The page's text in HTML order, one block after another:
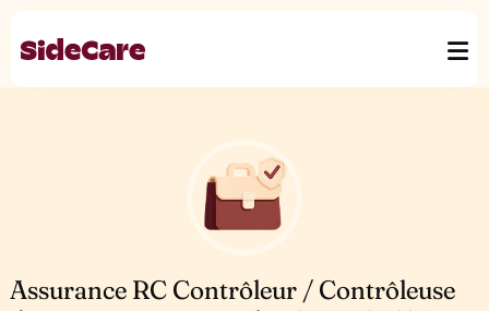
Assurance RC Contrôleur / Contrôleuse